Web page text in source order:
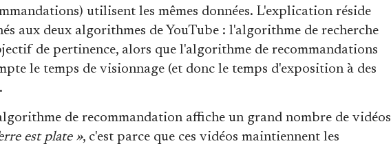
utilisent les mêmes données. L'explication réside
aux deux algorithmes de YouTube : l'algorithme de recherche
de pertinence, alors que l'algorithme de recommandations
le temps de visionnage (et donc le temps d'exposition à des
de recommandation affiche un grand nombre de vidéos
est plate », c'est parce que ces vidéos maintiennent les